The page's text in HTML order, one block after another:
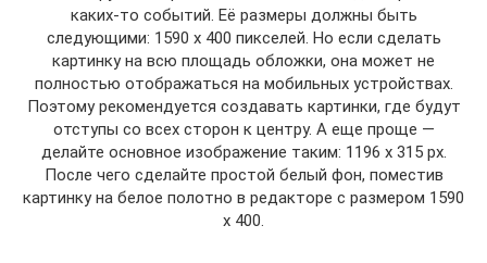
каких-то событий. Её размеры должны быть
следующими: 1590 x 400 пикселей. Но если сделать
картинку на всю площадь обложки, она может не
полностью отображаться на мобильных устройствах.
Поэтому рекомендуется создавать картинки, где будут
отступы со всех сторон к центру. А еще проще —
делайте основное изображение таким: 1196 x 315 px.
После чего сделайте простой белый фон, поместив
картинку на белое полотно в редакторе с размером 1590
x 400.